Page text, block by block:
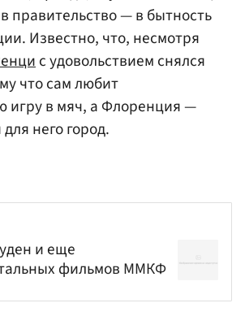
правительство — в бытность
Известно, что, несмотря
с удовольствием снялся
что сам любит
игру в мяч, а Флоренция —
него город.
и еще
фильмов ММКФ